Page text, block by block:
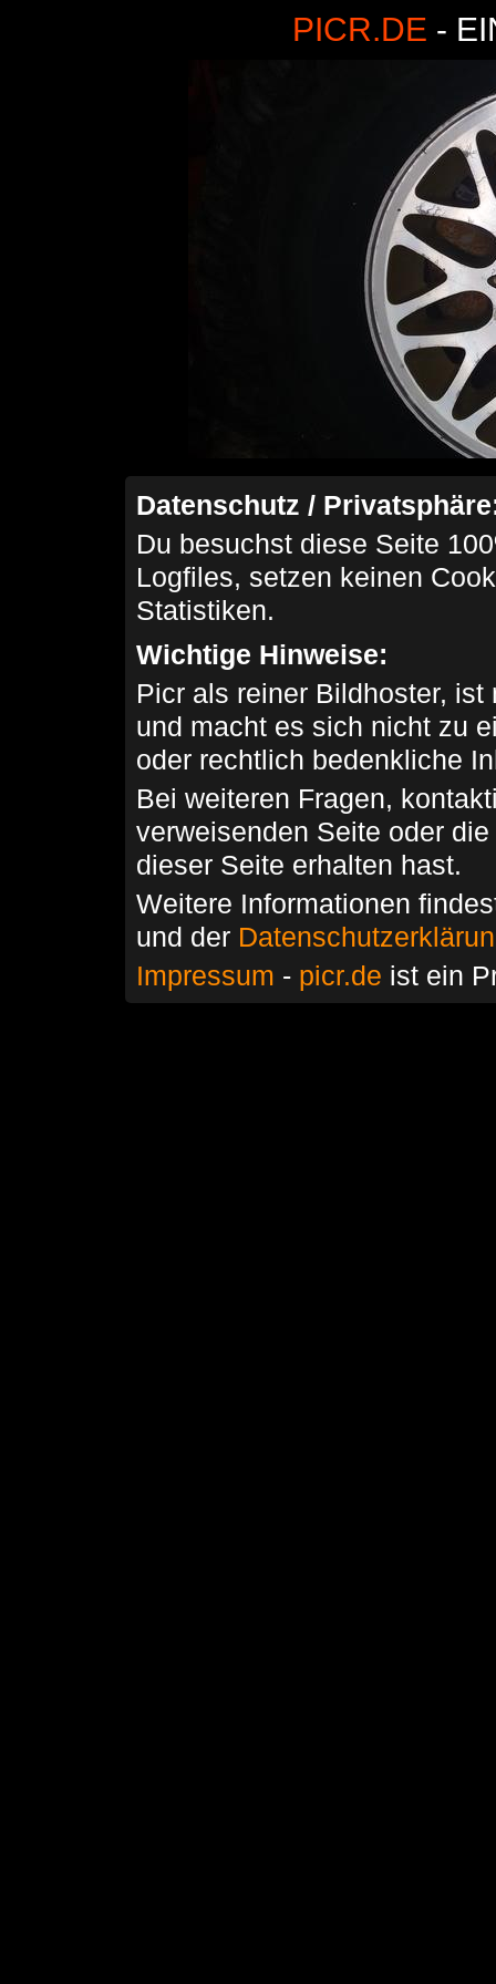
PICR.DE -
Datenschutz /
Du besuchst diese Seite
Logfiles, setzen keinen
Statistiken.
Wichtige Hinweise:
Picr als reiner Bildhoster,
und macht es sich nicht zu
oder rechtlich bedenkliche
Bei weiteren Fragen,
verweisenden Seite oder
dieser Seite erhalten hast.
Weitere Informationen
und der
Impressum - picr.de ist ein